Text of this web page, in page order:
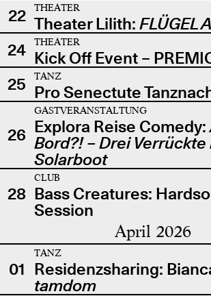
22
THEATER
Theater Lilith: FLÜGEL
24
THEATER
Kick Off Event –
25
TANZ
Pro Senectute
26
GASTVERANSTALTUNG
Explora Reise Comedy:
Bord?! – Drei Verrückte
Solarboot
28
CLUB
Bass Creatures:
Session
April 2026
01
TANZ
Residenzsharing:
tamdom